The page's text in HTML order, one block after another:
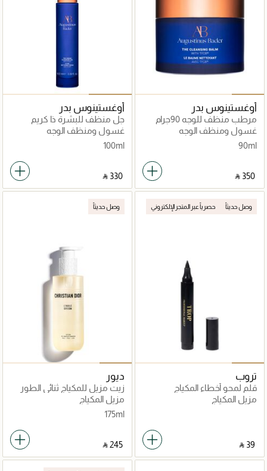
أوغستينوس بدر
مرطب منظف للوجه 90جرام
غسول ومنظف الوجه
90ml
‎ ⃁ ⁦350⁩ ‎
أوغستينوس بدر
جل منظف للبشرة ذا كريم
100مل
غسول ومنظف الوجه
100ml
‎ ⃁ ⁦330⁩ ‎
وصل حديثاً حصرياً عبر المتجر الإلكتروني
تروب
قلم لمحو أخطاء المكياج
مزيل المكياج
‎ ⃁ ⁦39⁩ ‎
وصل حديثاً
ديور
زيت مزيل للمكياج ثنائي الطور
قابل للشطف
مزيل المكياج
175ml
‎ ⃁ ⁦245⁩ ‎